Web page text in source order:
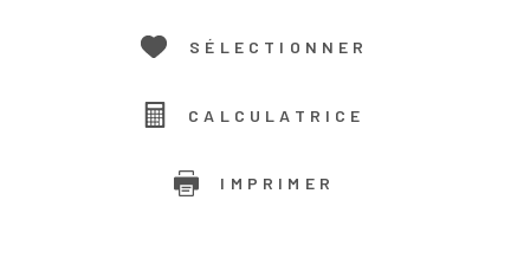
SÉLECTIONNER
CALCULATRICE
IMPRIMER